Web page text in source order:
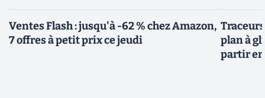
Ventes Flash : jusqu'à -62 % chez Amazon,
7 offres à petit prix ce jeudi
plan à
partir